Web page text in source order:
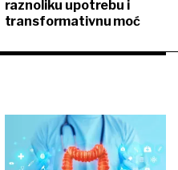
raznoliku upotrebu i
transformativnu moć